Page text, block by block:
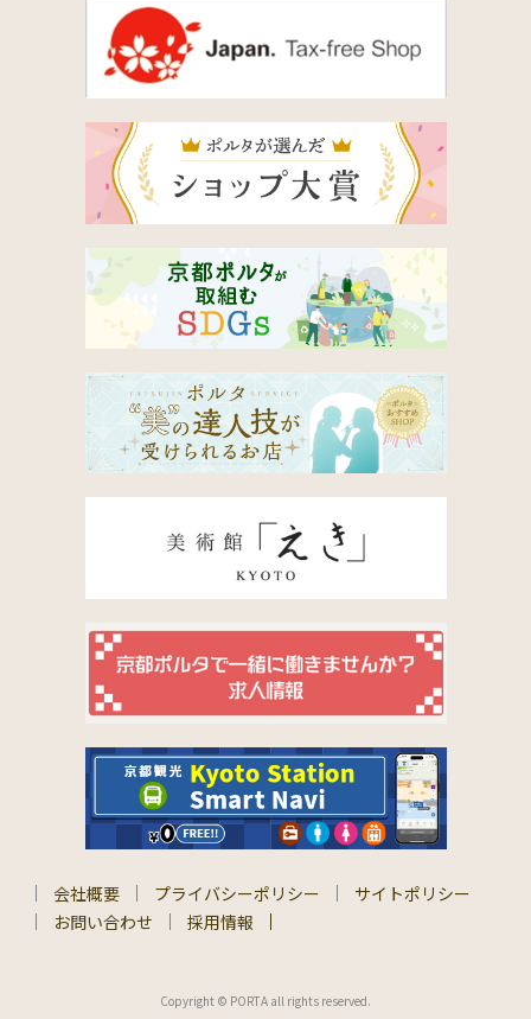
会社概要 プライバシーポリシー
サイトポリシー
お問い合わせ
採用情報
Copyright © PORTA all rights reserved.